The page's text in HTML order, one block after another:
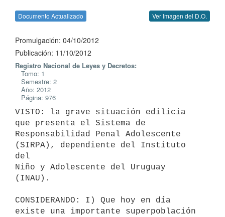
Documento Actualizado Ver Imagen del D.O.
Promulgación: 04/10/2012
Publicación: 11/10/2012
Registro Nacional de Leyes y Decretos:
Tomo: 1
Semestre: 2
Año: 2012
Página: 976
VISTO: la grave situación edilicia
que presenta el Sistema de
Responsabilidad Penal Adolescente
(SIRPA), dependiente del Instituto
del
Niño y Adolescente del Uruguay
(INAU).
CONSIDERANDO: I) Que hoy en día
existe una importante superpoblación